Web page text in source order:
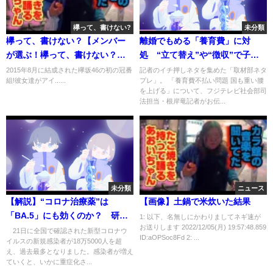
欅って、書けない?
欅って、書けない？【メンバー
が選ぶ！欅って、書けない？傑
作選(2)】 2020年5月31日
2015年8月に結成された欅坂46の初の冠番
組!彼女達がアイ......
未分類
離婚でもめる「養育費」に対
処 “立て替え”や“徴収”で子ど
も守れ
記者のイチ押しネタを集めた「取材部ネタ
プレ」。 「養育費不払い問題 国も重い腰
を上げる」について、フジテレビ社会部司
法担当・根岸竜記者がお伝...
未分類
【解説】“コロナ治療薬”は
「BA.5」にも効くのか？ 研究
結果を確認(2022年7月21日)
21日に全国で確認された新型コロナウ
イルスの新規感染者が18万5000人を超
え、過去最多となりました。感染者が増え
ていくと、いかに重症化さ...
ニュース
【画像】土鍋で米炊いた結果
1: 以下、名無しにかわりましてネギ速が
お送りします 2022/12/05(月) 19:57:48.859
ID:aOPSoc8Fd 2: ...